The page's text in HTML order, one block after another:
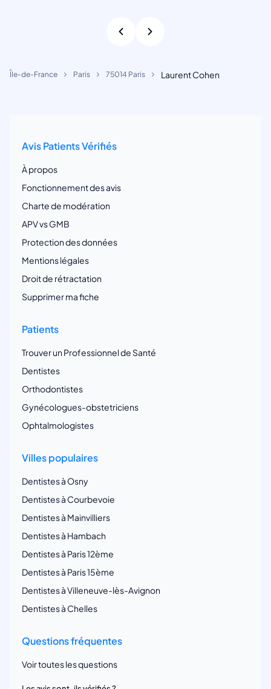
Île-de-France Paris 75014 Paris Laurent Cohen
Avis Patients Vérifiés
À propos
Fonctionnement des avis
Charte de modération
APV vs GMB
Protection des données
Mentions légales
Droit de rétractation
Supprimer ma fiche
Patients
Trouver un Professionnel de Santé
Dentistes
Orthodontistes
Gynécologues-obstetriciens
Ophtalmologistes
Villes populaires
Dentistes à Osny
Dentistes à Courbevoie
Dentistes à Mainvilliers
Dentistes à Hambach
Dentistes à Paris 12ème
Dentistes à Paris 15ème
Dentistes à Villeneuve-lès-Avignon
Dentistes à Chelles
Questions fréquentes
Voir toutes les questions